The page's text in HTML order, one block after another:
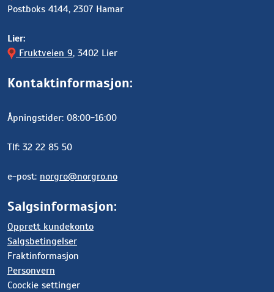
Postboks 4144, 2307 Hamar
Lier:
Fruktveien 9, 3402 Lier
Kontaktinformasjon:
Åpningstider: 08:00-16:00
Tlf: 32 22 85 50
e-post: norgro@norgro.no
Salgsinformasjon:
Opprett kundekonto
Salgsbetingelser
Fraktinformasjon
Personvern
Coockie settinger